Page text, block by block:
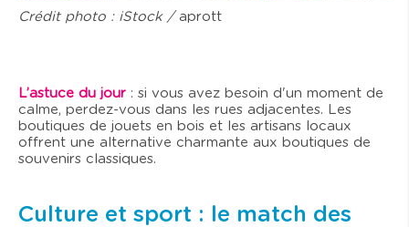
Crédit photo : iStock / aprott
L’astuce du jour : si vous avez besoin d'un moment de
calme, perdez-vous dans les rues adjacentes. Les
boutiques de jouets en bois et les artisans locaux
offrent une alternative charmante aux boutiques de
souvenirs classiques.
Culture et sport : le match des